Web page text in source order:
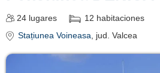
24 lugares 12 habitaciones
Stațiunea Voineasa, jud. Valcea